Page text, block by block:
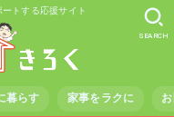
トする応援サイト
暮らす 家事をラクに
SEARCH